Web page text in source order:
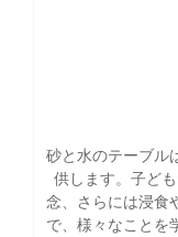
砂と水のテーブル
供します。子ど
念、さらには浸食
で、様々なことを